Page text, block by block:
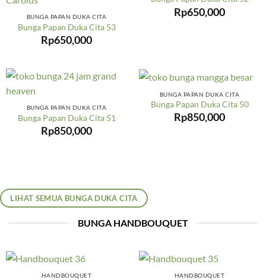
BUNGA PAPAN DUKA CITA
Bunga Papan Duka Cita 53
Rp650,000
Rp650,000
BUNGA PAPAN DUKA CITA
Bunga Papan Duka Cita 51
Rp850,000
BUNGA PAPAN DUKA CITA
Bunga Papan Duka Cita 50
Rp850,000
LIHAT SEMUA BUNGA DUKA CITA
BUNGA HANDBOUQUET
HANDBOUQUET HANDBOUQUET